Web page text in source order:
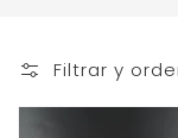
Filtrar y